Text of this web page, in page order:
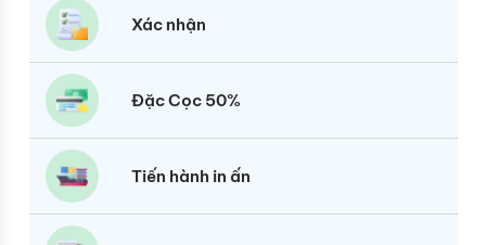
Xác nhận
Đặc Cọc 50%
Tiến hành in ấn